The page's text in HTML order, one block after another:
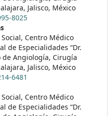
Jalisco, México
8025
Centro Médico
de Especialidades “Dr.
de Angiología, Cirugía
Jalisco, México
6481
Centro Médico
de Especialidades “Dr.